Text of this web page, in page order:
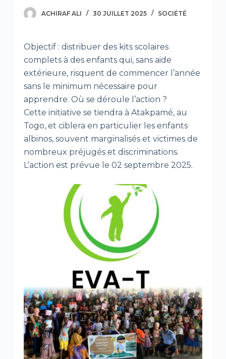
ACHIRAF ALI 30 JUILLET 2025 SOCIÉTÉ
Objectif : distribuer des kits scolaires
complets à des enfants qui, sans aide
extérieure, risquent de commencer l’année
sans le minimum nécessaire pour
apprendre. Où se déroule l’action ?
Cette initiative se tiendra à Atakpamé, au
Togo, et ciblera en particulier les enfants
albinos, souvent marginalisés et victimes de
nombreux préjugés et discriminations.
L’action est prévue le 02 septembre 2025.